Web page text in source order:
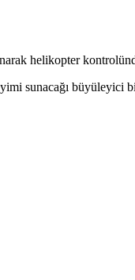
helikopter
sunacağı büyüleyici